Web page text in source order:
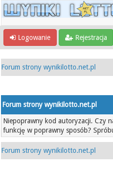
Logowanie Rejestracja
Forum strony wynikilotto.net.pl
Forum strony wynikilotto.net.pl
Niepoprawny kod autoryzacji. Czy
funkcję w poprawny sposób?
Forum strony wynikilotto.net.pl